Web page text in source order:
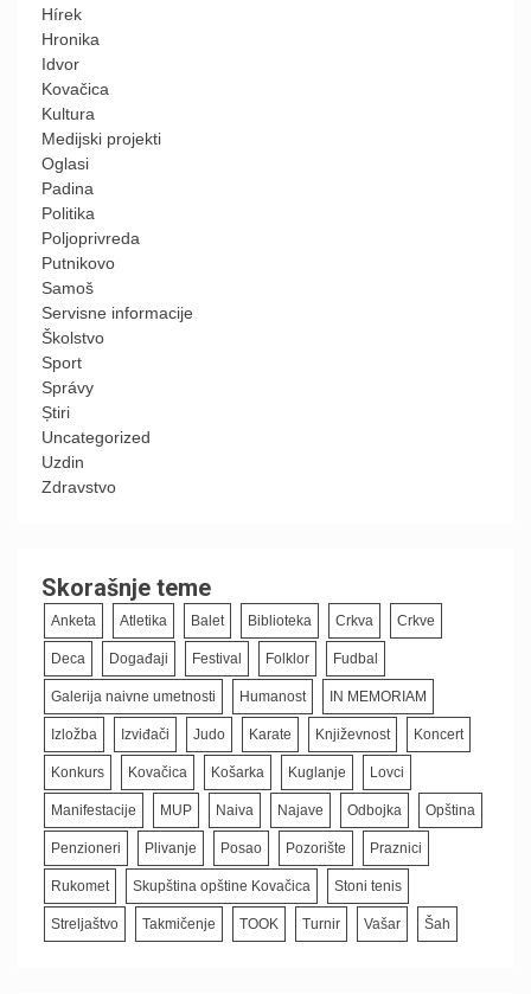
Hírek
Hronika
Idvor
Kovačica
Kultura
Medijski projekti
Oglasi
Padina
Politika
Poljoprivreda
Putnikovo
Samoš
Servisne informacije
Školstvo
Sport
Správy
Știri
Uncategorized
Uzdin
Zdravstvo
Skorašnje teme
Anketa Atletika Balet Biblioteka Crkva Crkve
Deca Događaji Festival Folklor Fudbal
Galerija naivne umetnosti Humanost IN MEMORIAM
Izložba Izviđači Judo Karate Književnost Koncert
Konkurs Kovačica Košarka Kuglanje Lovci
Manifestacije MUP Naiva Najave Odbojka Opština
Penzioneri Plivanje Posao Pozorište Praznici
Rukomet Skupština opštine Kovačica Stoni tenis
Streljaštvo Takmičenje TOOK Turnir Vašar Šah